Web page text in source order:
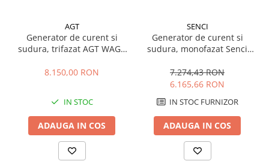
AGT
Generator de curent si
sudura, trifazat AGT WAGT
A, benzina
8.150,00 RON
IN STOC
ADAUGA IN COS
SENCI
Generator de curent si
sudura, monofazat Senci
benzina, AVR, pornire
electrica
7.274,43 RON
6.165,66 RON
IN STOC FURNIZOR
ADAUGA IN COS